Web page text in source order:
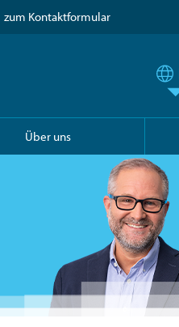
zum Kontaktformular
Über uns